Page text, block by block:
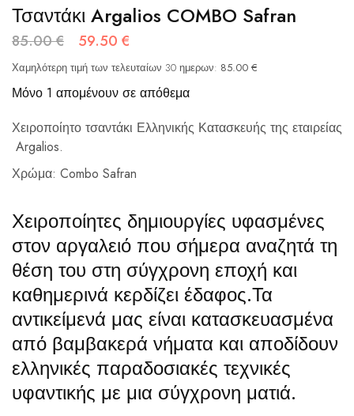
Τσαντάκι Argalios COMBO Safran
85.00€ 59.50 €
Χαμηλότερη τιμή των τελευταίων 30 ημερων: 85.00 €
Μόνο 1 απομένουν σε απόθεμα
Χειροποίητο τσαντάκι Ελληνικής Κατασκευής της εταιρείας
Argalios.
Χρώμα: Combo Safran
Χειροποίητες δημιουργίες υφασμένες
στον αργαλειό που σήμερα αναζητά τη
θέση του στη σύγχρονη εποχή και
καθημερινά κερδίζει έδαφος.Τα
αντικείμενά μας είναι κατασκευασμένα
από βαμβακερά νήματα και αποδίδουν
ελληνικές παραδοσιακές τεχνικές
υφαντικής με μια σύγχρονη ματιά.